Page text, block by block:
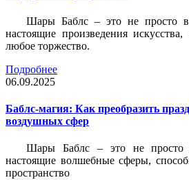
Шары Баблс – это не просто
настоящие произведения искусства,
любое торжество.
Подробнее
06.09.2025
Баблс-магия: Как преобразить
воздушных сфер
Шары Баблс – это не просто
настоящие волшебные сферы,
пространство